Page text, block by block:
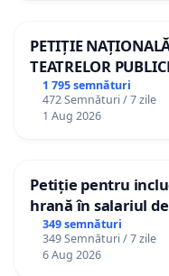
PETIȚIE
TEATRELOR
ROMÂNIA
1 795 semnături
472 Semnături / 7 zile
1 Aug 2026
Petiție pentru
hrană în salariul
gradațiilor de
personali
349 semnături
349 Semnături / 7 zile
6 Aug 2026